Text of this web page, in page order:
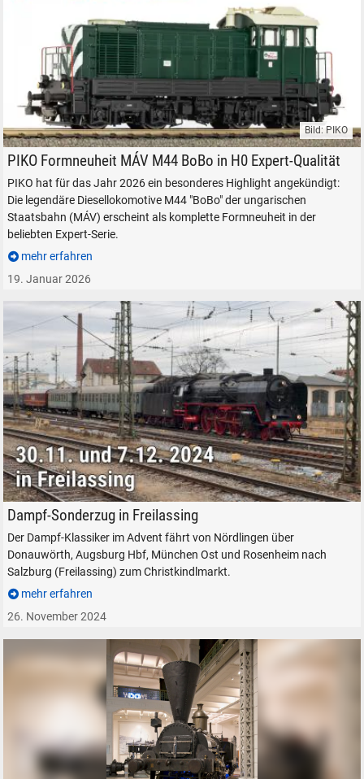
PIKO MÁV M44 Bobo Diesellokomotive Rangierlokomotive H0 1:87
Bild: PIKO
PIKO Formneuheit MÁV M44 BoBo in H0 Expert-Qualität
PIKO hat für das Jahr 2026 ein besonderes Highlight angekündigt:
Die legendäre Diesellokomotive M44 "BoBo" der ungarischen
Staatsbahn (MÁV) erscheint als komplette Formneuheit in der
beliebten Expert-Serie.
mehr erfahren
19. Januar 2026
Dampf-Sonderzug aus Nördlingen in Freilassing Christkindlmarkt
Dampf-Sonderzug in Freilassing
Der Dampf-Klassiker im Advent fährt von Nördlingen über
Donauwörth, Augsburg Hbf, München Ost und Rosenheim nach
Salzburg (Freilassing) zum Christkindlmarkt.
mehr erfahren
26. November 2024
SUCHEN
Durchsuchen
Suche ...
suchen Abbrechen